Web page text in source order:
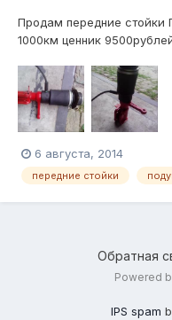
Продам передние стойки
1000км ценник
6 августа, 2014
передние стойки
Обратная
Powered
IPS spam